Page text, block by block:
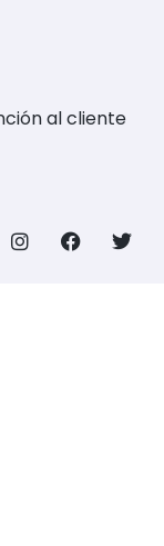
al cliente